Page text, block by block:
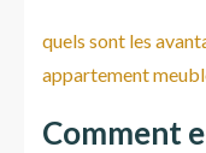
quels sont les
appartement
Comment